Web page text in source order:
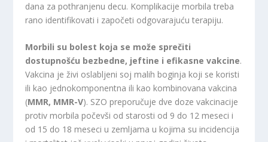
dana za pothranjenu decu. Komplikacije morbila treba
rano identifikovati i započeti odgovarajuću terapiju.
Morbili su bolest koja se može sprečiti
dostupnošću bezbedne, jeftine i efikasne vakcine.
Vakcina je živi oslabljeni soj malih boginja koji se koristi
ili kao jednokomponentna ili kao kombinovana vakcina
(MMR, MMR-V). SZO preporučuje dve doze vakcinacije
protiv morbila počevši od starosti od 9 do 12 meseci i
od 15 do 18 meseci u zemljama u kojima su incidencija